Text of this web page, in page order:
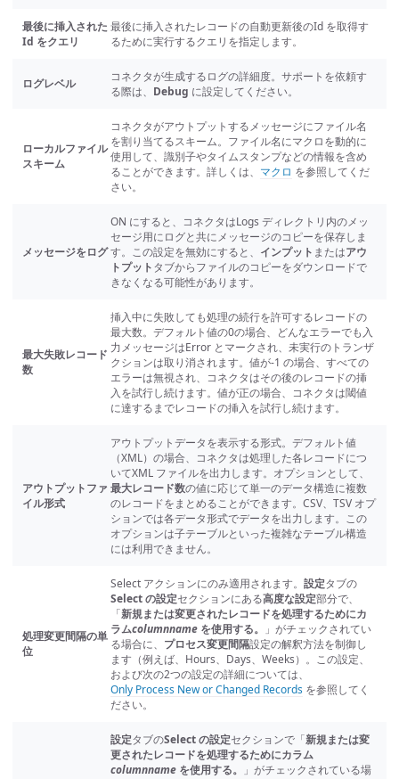
最後に挿入された
Id をクエリ
最後に挿入されたレコードの自動更新後のId を取得す
るために実行するクエリを指定します。
ログレベル
コネクタが生成するログの詳細度。サポートを依頼す
る際は、 Debug に設定してください。
ローカルファイル
スキーム
コネクタがアウトプットするメッセージにファイル名
を割り当てるスキーム。ファイル名にマクロを動的に
使用して、識別子やタイムスタンプなどの情報を含め
ることができます。詳しくは、 マクロ を参照してくだ
さい。
メッセージをログ
ON にすると、コネクタはLogs ディレクトリ内のメッ
セージ用にログと共にメッセージのコピーを保存しま
す。この設定を無効にすると、 インプット またはアウ
トプットタブからファイルのコピーをダウンロードで
きなくなる可能性があります。
最大失敗レコード
数
挿入中に失敗しても処理の続行を許可するレコードの
最大数。デフォルト値の0の場合、どんなエラーでも入
力メッセージはError とマークされ、未実行のトランザ
クションは取り消されます。値が-1 の場合、すべての
エラーは無視され、コネクタはその後のレコードの挿
入を試行し続けます。値が正の場合、コネクタは閾値
に達するまでレコードの挿入を試行し続けます。
アウトプットファ
イル形式
アウトプットデータを表示する形式。デフォルト値
（XML）の場合、コネクタは処理した各レコードにつ
いてXML ファイルを出力します。オプションとして、
最大レコード数の値に応じて単一のデータ構造に複数
のレコードをまとめることができます。CSV、TSV オプ
ションでは各データ形式でデータを出力します。この
オプションは子テーブルといった複雑なテーブル構造
には利用できません。
処理変更間隔の単
位
Select アクションにのみ適用されます。 設定タブの
Select の設定セクションにある高度な設定部分で、
「新規または変更されたレコードを処理するためにカ
ラムcolumnname を使用する。
」がチェックされてい
る場合に、 プロセス変更間隔設定の解釈方法を制御し
ます（例えば、Hours、Days、Weeks）。この設定、
および次の2つの設定の詳細については、
Only Process New or Changed Records を参照してく
ださい。
設定タブのSelect の設定セクションで「新規または変
更されたレコードを処理するためにカラム
columnname を使用する。
」がチェックされている場